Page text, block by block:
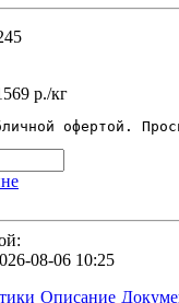
р./кг
офертой.
08-06 10:25
Описание